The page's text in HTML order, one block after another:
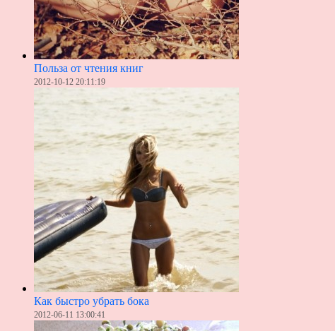
Польза от чтения книг
2012-10-12 20:11:19
Как быстро убрать бока
2012-06-11 13:00:41